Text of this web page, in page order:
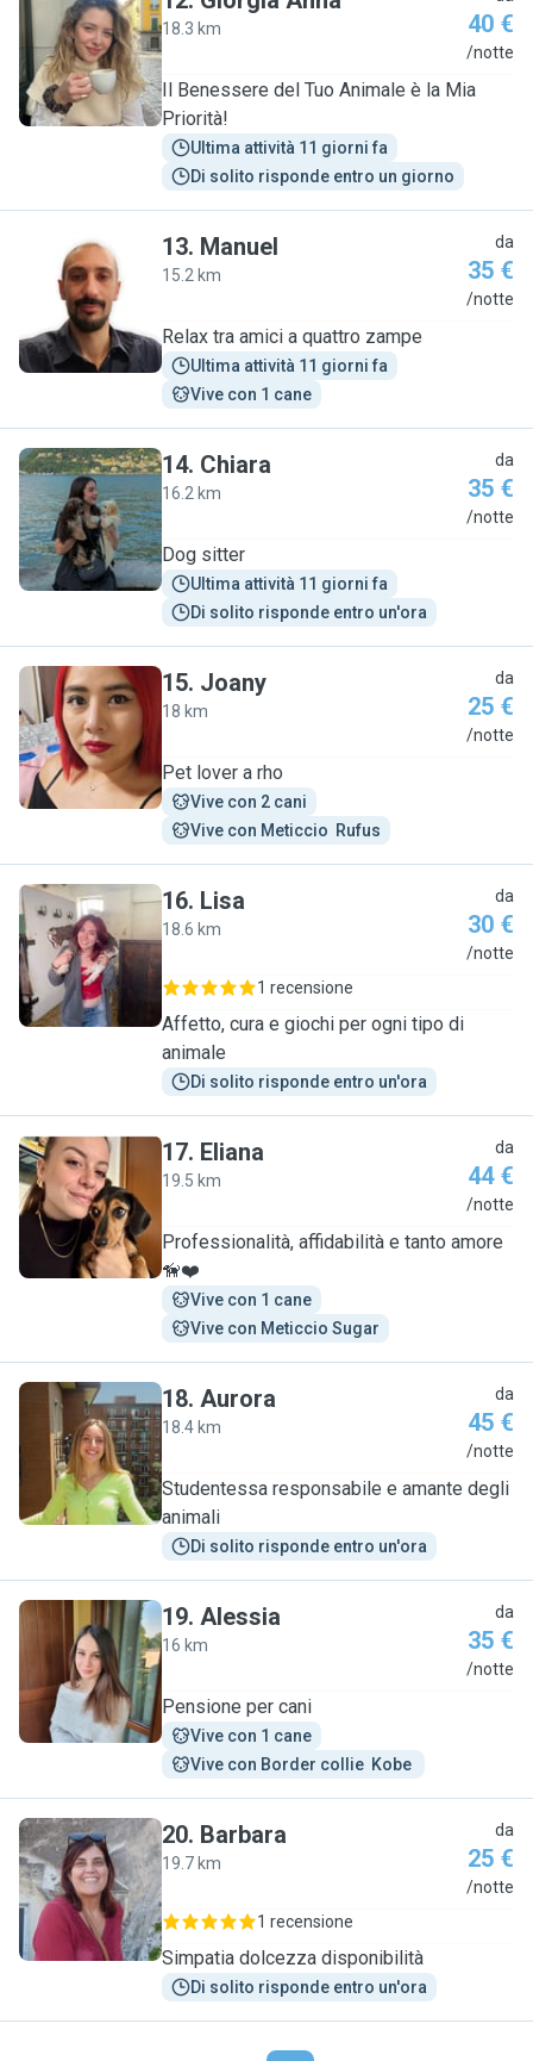
G
18.3 km 40 €
/notte
Il Benessere del Tuo Animale è la Mia
Priorità!
Ultima attività 11 giorni fa
Di solito risponde entro un giorno
M
13. Manuel
15.2 km
da
35 €
/notte
Relax tra amici a quattro zampe
Ultima attività 11 giorni fa
Vive con 1 cane
C
14. Chiara
16.2 km
da
35 €
/notte
Dog sitter
Ultima attività 11 giorni fa
Di solito risponde entro un'ora
J
15. Joany
18 km
da
25 €
/notte
Pet lover a rho
Vive con 2 cani
Vive con Meticcio  Rufus
L
16. Lisa
18.6 km
da
30 €
/notte
1 recensione
Affetto, cura e giochi per ogni tipo di
animale
Di solito risponde entro un'ora
E
17. Eliana
19.5 km
da
44 €
/notte
Professionalità, affidabilità e tanto amore
🦮❤️
Vive con 1 cane
Vive con Meticcio Sugar
A
18. Aurora
18.4 km
da
45 €
/notte
Studentessa responsabile e amante degli
animali
Di solito risponde entro un'ora
A
19. Alessia
16 km
da
35 €
/notte
Pensione per cani
Vive con 1 cane
Vive con Border collie  Kobe
B
20. Barbara
19.7 km
da
25 €
/notte
1 recensione
Simpatia dolcezza disponibilità
Di solito risponde entro un'ora